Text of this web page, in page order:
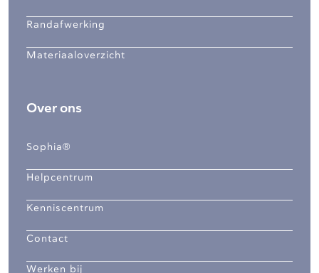
Randafwerking
Materiaaloverzicht
Over ons
Sophia®
Helpcentrum
Kenniscentrum
Contact
Werken bij